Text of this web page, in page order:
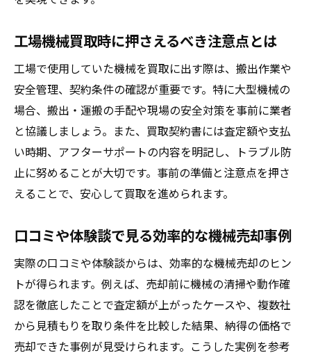
工場機械買取時に押さえるべき注意点とは
工場で使用していた機械を買取に出す際は、搬出作業や
安全管理、契約条件の確認が重要です。特に大型機械の
場合、搬出・運搬の手配や現場の安全対策を事前に業者
と協議しましょう。また、買取契約書には査定額や支払
い時期、アフターサポートの内容を明記し、トラブル防
止に努めることが大切です。事前の準備と注意点を押さ
えることで、安心して買取を進められます。
口コミや体験談で見る効率的な機械売却事例
実際の口コミや体験談からは、効率的な機械売却のヒン
トが得られます。例えば、売却前に機械の清掃や動作確
認を徹底したことで査定額が上がったケースや、複数社
から見積もりを取り条件を比較した結果、納得の価格で
売却できた事例が見受けられます。こうした実例を参考